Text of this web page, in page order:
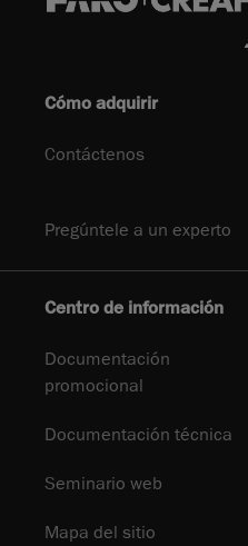
Cómo adquirir
Contáctenos
Pregúntele a un experto
Centro de información
Documentación
promocional
Documentación técnica
Seminario web
Mapa del sitio